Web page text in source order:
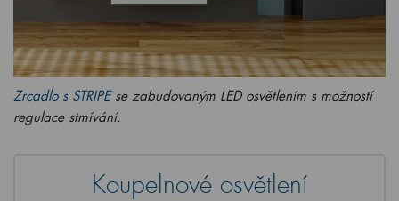
Zrcadlo s STRIPEse zabudovaným LED osvětlením s možností
regulace stmívání.
Koupelnové osvětlení